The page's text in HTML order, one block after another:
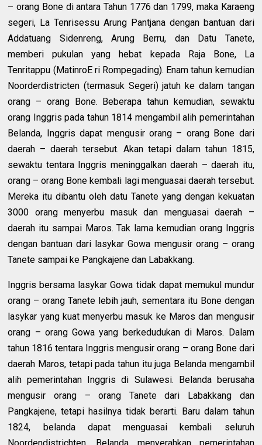
– orang Bone di antara Tahun 1776 dan 1799, maka Karaeng
segeri, La Tenrisessu Arung Pantjana dengan bantuan dari
Addatuang Sidenreng, Arung Berru, dan Datu Tanete,
memberi pukulan yang hebat kepada Raja Bone, La
Tenritappu (MatinroE ri Rompegading). Enam tahun kemudian
Noorderdistricten (termasuk Segeri) jatuh ke dalam tangan
orang – orang Bone. Beberapa tahun kemudian, sewaktu
orang Inggris pada tahun 1814 mengambil alih pemerintahan
Belanda, Inggris dapat mengusir orang – orang Bone dari
daerah – daerah tersebut. Akan tetapi dalam tahun 1815,
sewaktu tentara Inggris meninggalkan daerah – daerah itu,
orang – orang Bone kembali lagi menguasai daerah tersebut.
Mereka itu dibantu oleh datu Tanete yang dengan kekuatan
3000 orang menyerbu masuk dan menguasai daerah –
daerah itu sampai Maros. Tak lama kemudian orang Inggris
dengan bantuan dari lasykar Gowa mengusir orang – orang
Tanete sampai ke Pangkajene dan Labakkang.
Inggris bersama lasykar Gowa tidak dapat memukul mundur
orang – orang Tanete lebih jauh, sementara itu Bone dengan
lasykar yang kuat menyerbu masuk ke Maros dan mengusir
orang – orang Gowa yang berkedudukan di Maros. Dalam
tahun 1816 tentara Inggris mengusir orang – orang Bone dari
daerah Maros, tetapi pada tahun itu juga Belanda mengambil
alih pemerintahan Inggris di Sulawesi. Belanda berusaha
mengusir orang – orang Tanete dari Labakkang dan
Pangkajene, tetapi hasilnya tidak berarti. Baru dalam tahun
1824, belanda dapat menguasai kembali seluruh